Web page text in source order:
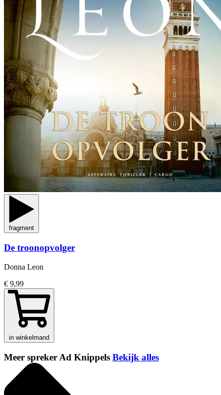
fragment
De troonopvolger
Donna Leon
€ 9,99
in winkelmand
Meer spreker Ad Knippels Bekijk alles